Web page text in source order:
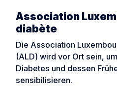
Association
diabète
Die Association
(ALD) wird vor Ort sein,
Diabetes und dessen
sensibilisieren.